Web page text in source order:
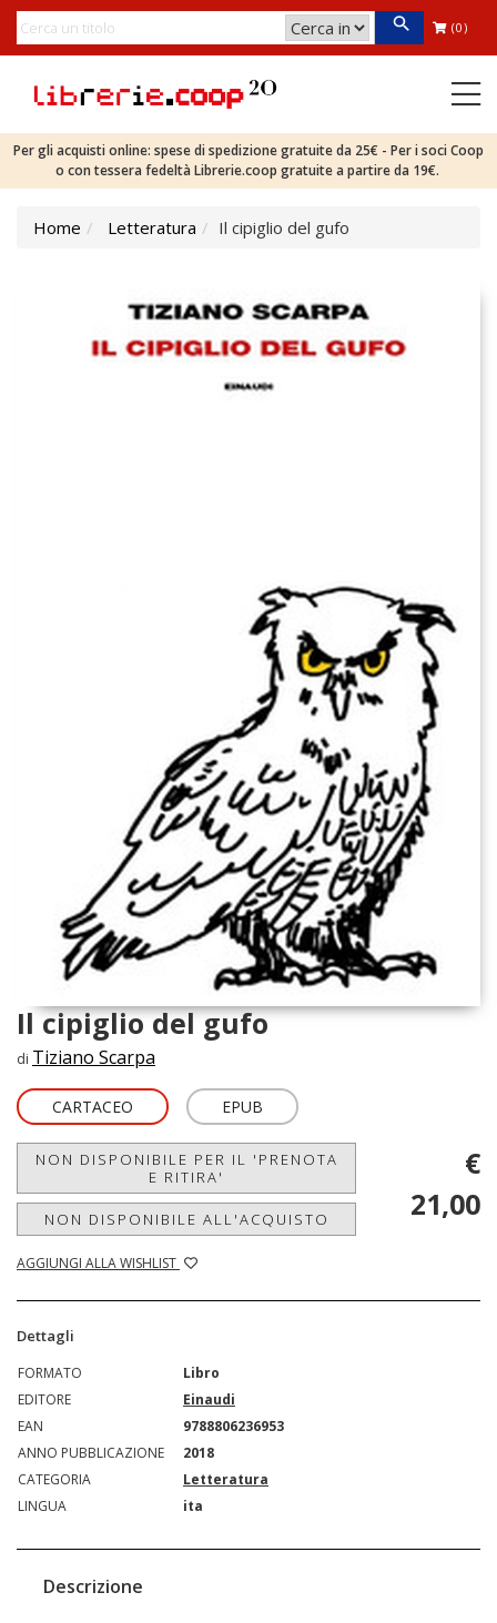
(0)
Per gli acquisti online: spese di spedizione gratuite da 25€ - Per i soci Coop
o con tessera fedeltà Librerie.coop gratuite a partire da 19€.
Home Letteratura Il cipiglio del gufo
Il cipiglio del gufo
di Tiziano Scarpa
CARTACEO EPUB
NON DISPONIBILE PER IL 'PRENOTA
E RITIRA'
NON DISPONIBILE ALL'ACQUISTO
AGGIUNGI ALLA WISHLIST
€
21,00
Dettagli
FORMATO
Libro
EDITORE
Einaudi
EAN
9788806236953
ANNO PUBBLICAZIONE
2018
CATEGORIA
Letteratura
LINGUA
ita
Descrizione